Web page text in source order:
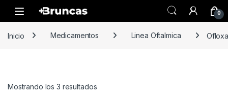
Skip to navigation
Skip to content
0
Inicio Medicamentos Linea Oftalmica
Mostrando los 3 resultadosOrdenado por los últimos